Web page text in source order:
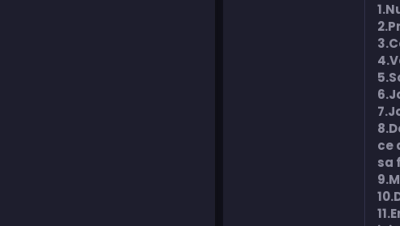
ce
sa